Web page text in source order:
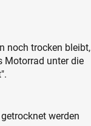
noch trocken bleibt,
Motorrad unter die
werden